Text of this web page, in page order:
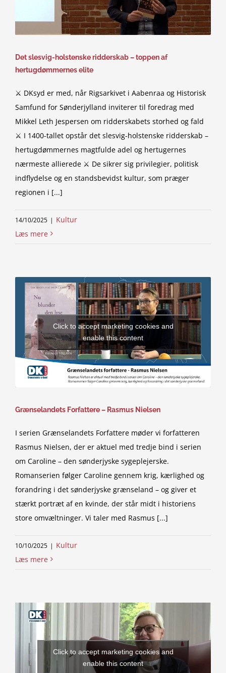
Det slesvig-holstenske ridderskab – toppen af
hertugdømmernes elite
⚔️ DKsyd er med, når Rigsarkivet i Aabenraa og Historisk
Samfund for Sønderjylland inviterer til foredrag med
Mikkel Leth Jespersen om ridderskabets storhed og fald
⚔️ I 1400-tallet opstår det slesvig-holstenske ridderskab –
hertugdømmernes magtfulde adel og hertugernes
nærmeste allierede ⚔️ De sikrer sig privilegier, politisk
indflydelse og en standsbevidst kultur, som præger
regionen i [...]
14/10/2025 | Kultur
Læs mere
Click to accept marketing cookies and
enable this content
Grænselandets Forfattere – Rasmus Nielsen
I serien Grænselandets Forfattere møder vi forfatteren
Rasmus Nielsen, der er aktuel med tredje bind i serien
om Caroline – den sønderjyske sygeplejerske.
Romanserien følger Caroline gennem krig, kærlighed og
forandring i det sønderjyske grænseland – og giver et
stærkt portræt af en kvinde, der står midt i historiens
store omvæltninger. Vi taler med Rasmus [...]
10/10/2025 | Kultur
Læs mere
Click to accept marketing cookies and
enable this content